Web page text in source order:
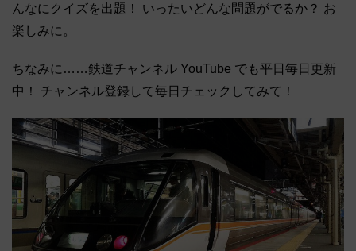
んなにクイズを出題！ いったいどんな問題がでるか？ お
楽しみに。
ちなみに……鉄道チャンネル YouTube でも平日毎日更新
中！ チャンネル登録して毎日チェックしてみて！